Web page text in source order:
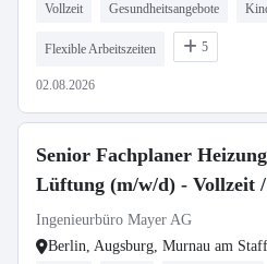
Vollzeit Gesundheitsangebote
Flexible Arbeitszeiten 5
02.08.2026
Senior Fachplaner
Lüftung (m/w/d) - Vollzeit
Ingenieurbüro Mayer AG
Berlin, Augsburg, Murnau am